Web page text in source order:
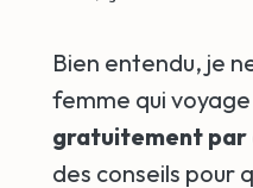
Bien entendu, je
femme qui
gratuitement par
des conseils pour